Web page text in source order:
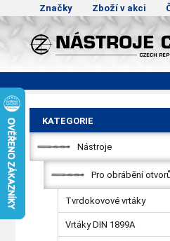
Značky Zboží v akci
KATEGORIE
Nástroje
Pro obrábění otvorů
Tvrdokovové vrtáky
Vrtáky DIN 1899A